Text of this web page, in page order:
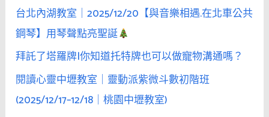
台北內湖教室｜2025/12/20【與音樂相遇.在北車公共
鋼琴】用琴聲點亮聖誕
拜託了塔羅牌|你知道托特牌也可以做寵物溝通嗎？
閱讀心靈中壢教室｜靈動派紫微斗數初階班
(2025/12/17–12/18｜桃園中壢教室)